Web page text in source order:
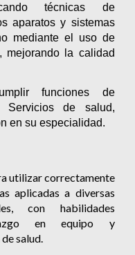
técnicas de
aparatos y sistemas
mediante el uso de
mejorando la calidad
funciones de
Servicios de salud,
en su especialidad.
utilizar correctamente
aplicadas a diversas
con habilidades
en equipo y
salud.